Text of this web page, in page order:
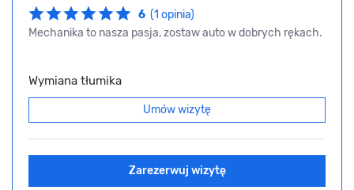
6 (1 opinia)
Mechanika to nasza pasja, zostaw auto w dobrych rękach.
Wymiana tłumika
Umów wizytę
Zarezerwuj wizytę